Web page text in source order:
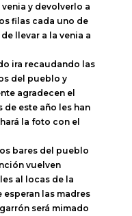
y devolverlo a
filas cada uno de
llevar a la venia a
ira recaudando las
del pueblo y
agradecen el
este año les han
la foto con el
bares del pueblo
vuelven
al locas de la
las madres
será mimado